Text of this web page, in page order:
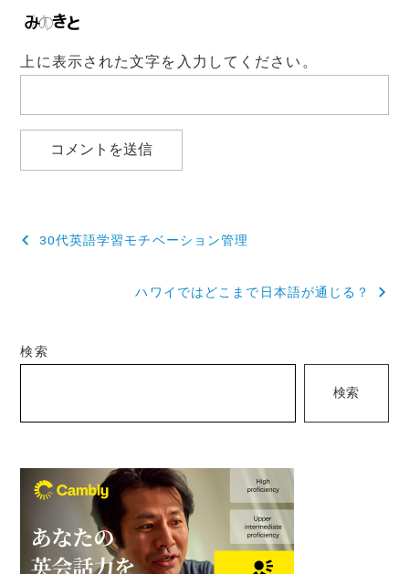
上に表示された文字を入力してください。
投
ゲ
ョ
ン
30代英語学習モチベーション管理
ハワイではどこまで日本語が通じる？
検索
検索